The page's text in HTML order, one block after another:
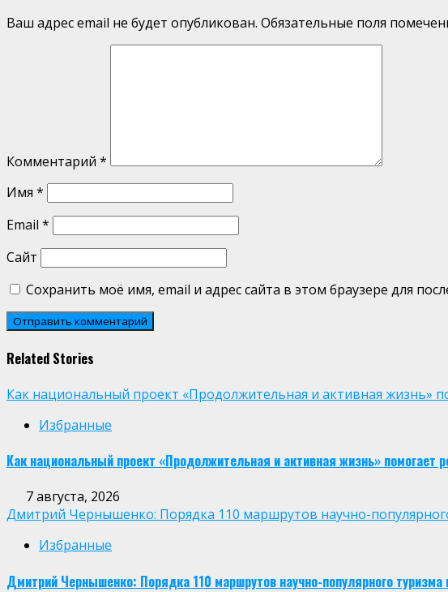
Ваш адрес email не будет опубликован. Обязательные поля
Комментарий *
Имя *
Email *
Сайт
Сохранить моё имя, email и адрес сайта в этом браузере для
Related Stories
Как национальный проект «Продолжительная и активная жизнь»
Избранные
Как национальный проект «Продолжительная и активная жизнь» помогает
7 августа, 2026
Дмитрий Чернышенко: Порядка 110 маршрутов научно-
Избранные
Дмитрий Чернышенко: Порядка 110 маршрутов научно-популярного